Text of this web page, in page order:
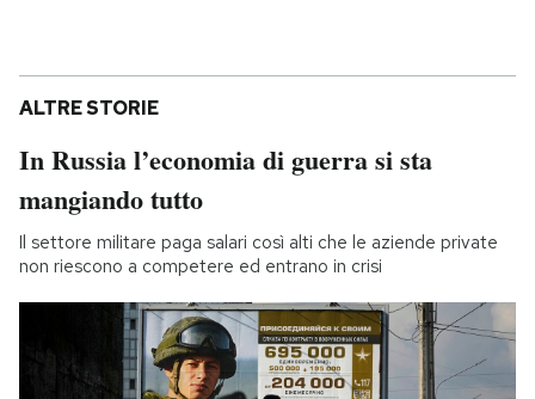
ALTRE STORIE
In Russia l’economia di guerra si sta
mangiando tutto
Il settore militare paga salari così alti che le aziende private
non riescono a competere ed entrano in crisi